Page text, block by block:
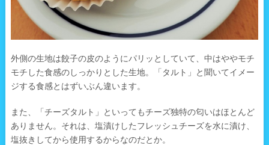
外側の生地は餃子の皮のようにパリッとしていて、中はややモチ
モチした食感のしっかりとした生地。「タルト」と聞いてイメー
ジする食感とはずいぶん違います。
また、「チーズタルト」といってもチーズ独特の匂いはほとんど
ありません。それは、塩漬けしたフレッシュチーズを水に漬け、
塩抜きしてから使用するからなのだとか。